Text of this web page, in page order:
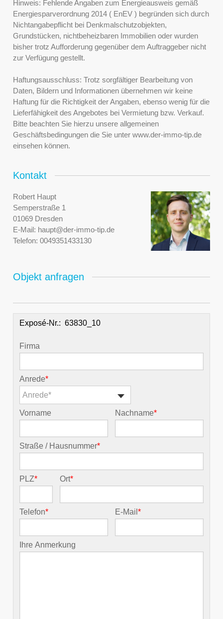
Hinweis: Fehlende Angaben zum Energieausweis gemäß
Energiesparverordnung 2014 ( EnEV ) begründen sich durch
Nichtangabepflicht bei Denkmalschutzobjekten,
Grundstücken, nichtbeheizbaren Immobilien oder wurden
bisher trotz Aufforderung gegenüber dem Auftraggeber nicht
zur Verfügung gestellt.
Haftungsausschluss: Trotz sorgfältiger Bearbeitung von
Daten, Bildern und Informationen übernehmen wir keine
Haftung für die Richtigkeit der Angaben, ebenso wenig für die
Lieferfähigkeit des Angebotes bei Vermietung bzw. Verkauf.
Bitte beachten Sie hierzu unsere allgemeinen
Geschäftsbedingungen die Sie unter www.der-immo-tip.de
einsehen können.
Kontakt
Robert Haupt
Semperstraße 1
01069 Dresden
E-Mail: haupt@der-immo-tip.de
Telefon: 0049351433130
Objekt anfragen
Exposé-Nr.:
Firma
Anrede*
Anrede*
Vorname Nachname*
Straße / Hausnummer*
PLZ* Ort*
Telefon* E-Mail*
Ihre Anmerkung